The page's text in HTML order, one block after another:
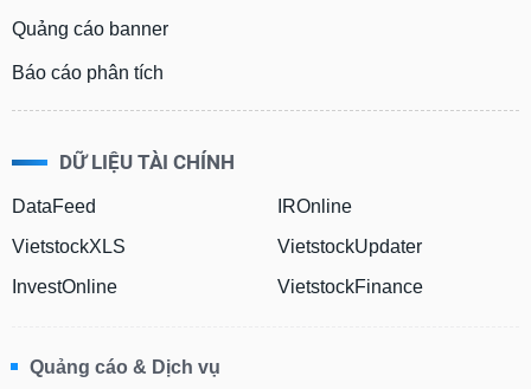
Quảng cáo banner
Báo cáo phân tích
DỮ LIỆU TÀI CHÍNH
DataFeed
VietstockXLS
InvestOnline
IROnline
VietstockUpdater
VietstockFinance
Quảng cáo & Dịch vụ